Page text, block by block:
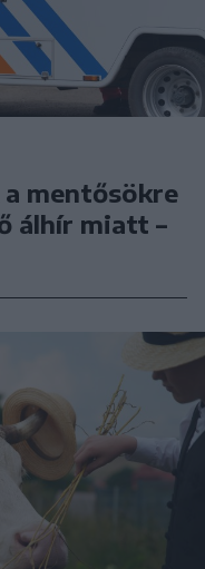
mentősökre
álhír miatt –